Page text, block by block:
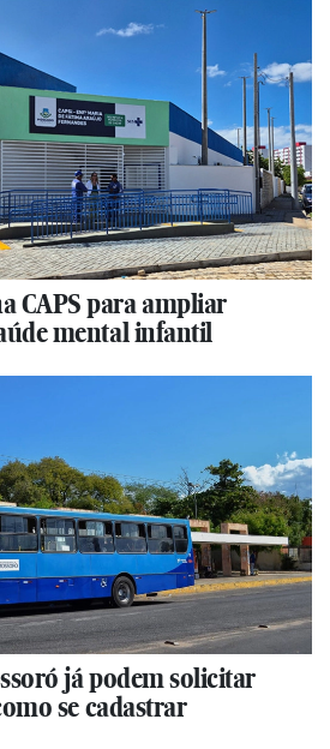
CAPS para ampliar
mental infantil
já podem solicitar
se cadastrar